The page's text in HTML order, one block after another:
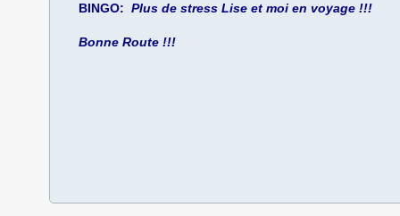
BINGO: Plus de stress Lise et moi en voyage !!!
​Bonne Route !!!